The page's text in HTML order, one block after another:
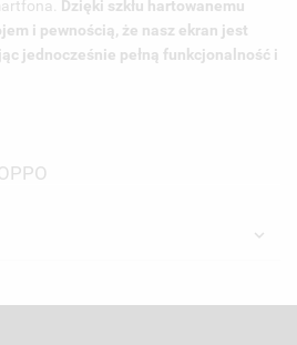
Dzięki szkłu hartowanemu
i pewnością, że nasz ekran jest
jednocześnie pełną funkcjonalność i